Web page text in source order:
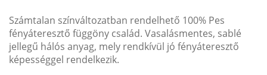
Számtalan színváltozatban rendelhető 100% Pes
fényáteresztő függöny család. Vasalásmentes, sablé
jellegű hálós anyag, mely rendkívül jó fényáteresztő
képességgel rendelkezik.